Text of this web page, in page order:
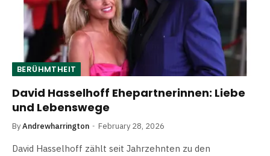
BERÜHMTHEIT
David Hasselhoff Ehepartnerinnen: Liebe
und Lebenswege
ByAndrewharrington February 28, 2026
David Hasselhoff zählt seit Jahrzehnten zu den